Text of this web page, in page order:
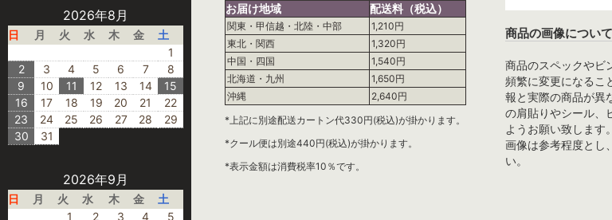
2026年8月
日 月 火 水 木 金
土
1
2
3 4 5 6 7
8
9
10 11 12 13 14
15
16
17 18 19 20 21
22
23
24 25 26 27 28
29
30
31
2026年9月
日 月 火 水 木 金
土
1
2 3 4
5
お届け地域
配送料（税込）
関東・甲信越・北陸・中部
1,210円
東北・関西
1,320円
中国・四国
1,540円
北海道・九州
1,650円
沖縄
2,640円
*上記に別途配送カートン代330円(税込)が掛かります。
*クール便は別途440円(税込)が掛かります。
*表示金額は消費税率10％です。
商品の画像について
商品のスペックやビ
頻繁に変更になるこ
報と実際の商品が異
の肩貼りやシール、
ようお願い致します。
画像は参考程度とし
い。